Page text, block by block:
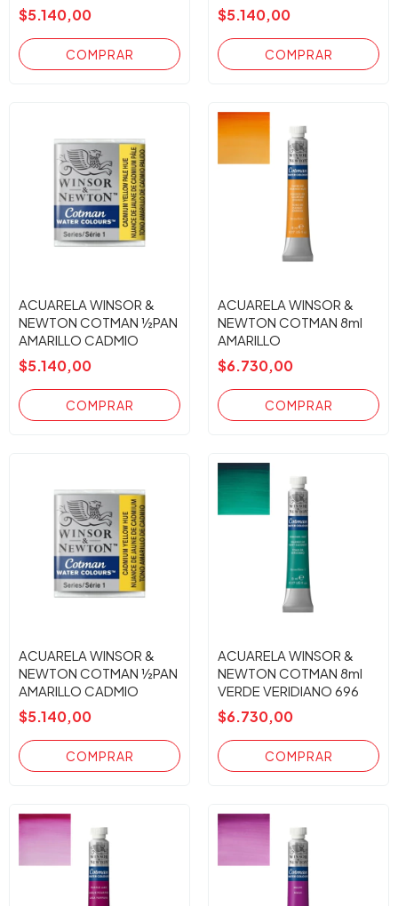
OSCURO
$5.140,00 $5.140,00
ACUARELA WINSOR &
NEWTON COTMAN ½PAN
AMARILLO CADMIO
PALIDO
$5.140,00
ACUARELA WINSOR &
NEWTON COTMAN 8ml
AMARILLO
CADM.NARANJA090
$6.730,00
ACUARELA WINSOR &
NEWTON COTMAN ½PAN
AMARILLO CADMIO
$5.140,00
ACUARELA WINSOR &
NEWTON COTMAN 8ml
VERDE VERIDIANO 696
$6.730,00